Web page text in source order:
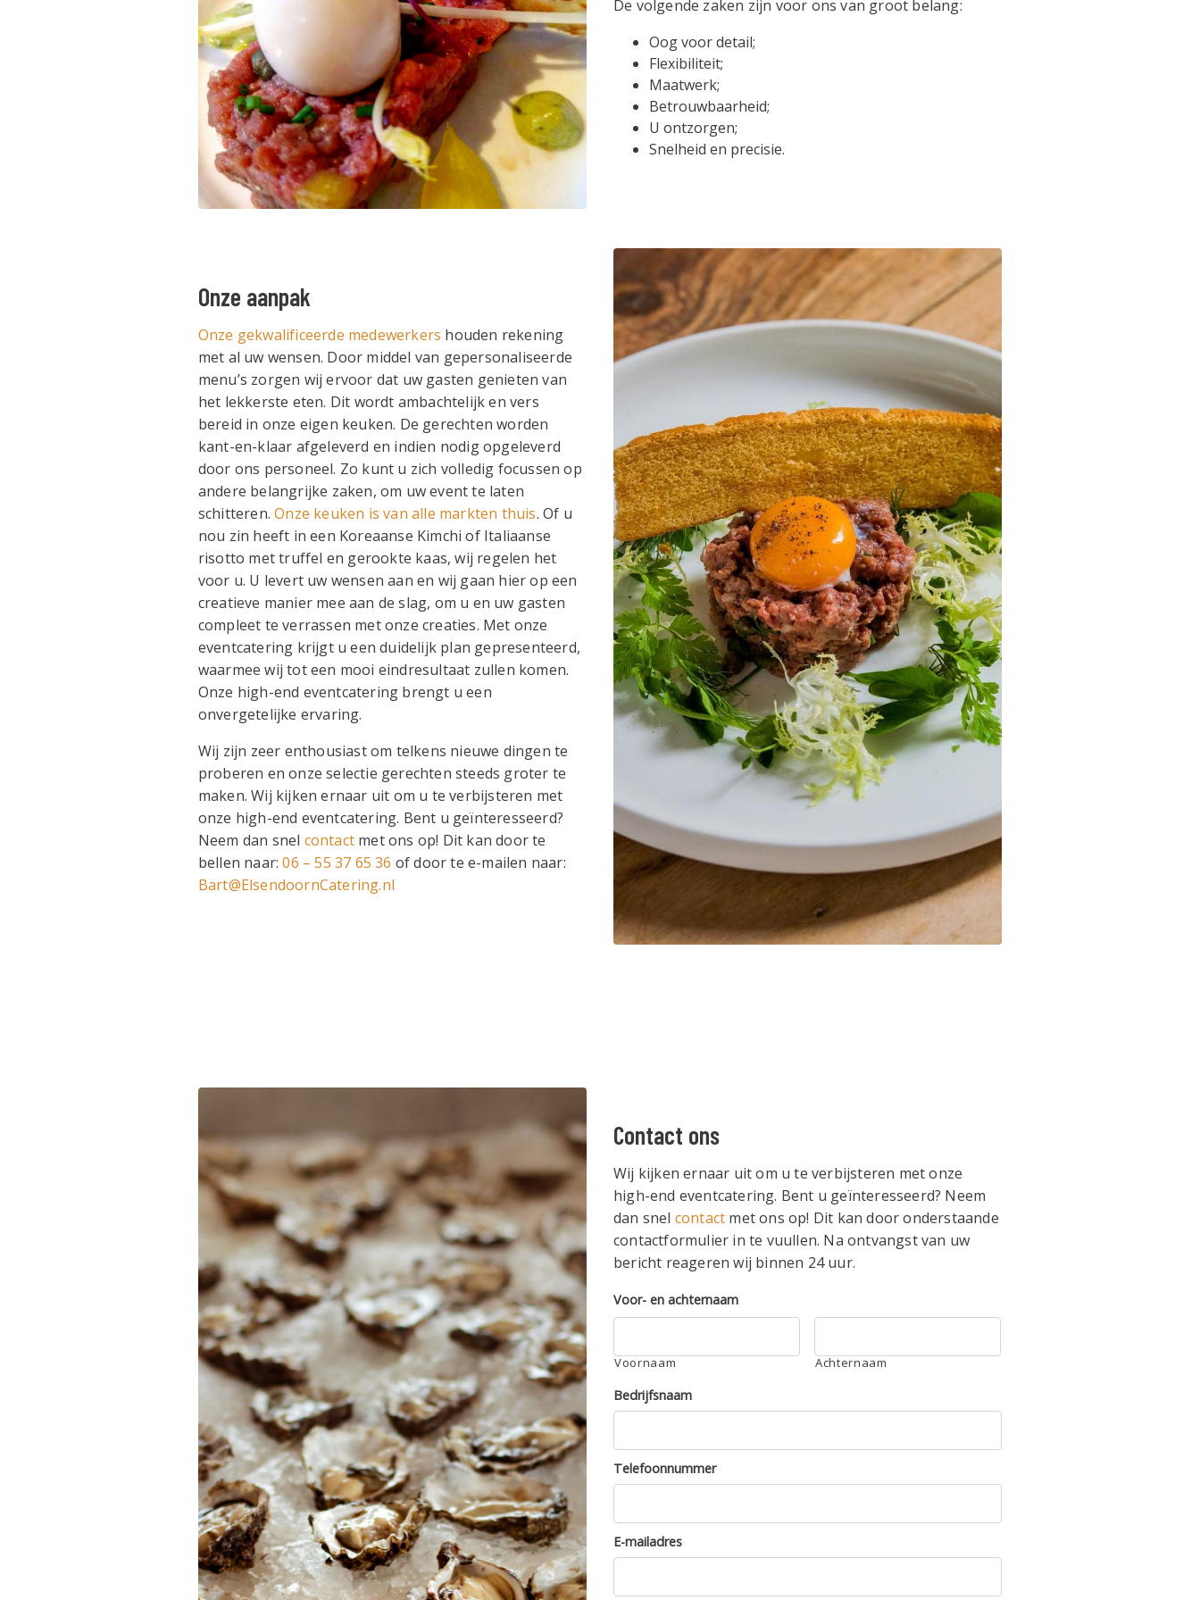
De volgende zaken zijn voor ons van groot belang:
Oog voor detail;
Flexibiliteit;
Maatwerk;
Betrouwbaarheid;
U ontzorgen;
Snelheid en precisie.
Onze aanpak
Onze gekwalificeerde medewerkers houden rekening
met al uw wensen. Door middel van gepersonaliseerde
menu’s zorgen wij ervoor dat uw gasten genieten van
het lekkerste eten. Dit wordt ambachtelijk en vers
bereid in onze eigen keuken. De gerechten worden
kant-en-klaar afgeleverd en indien nodig opgeleverd
door ons personeel. Zo kunt u zich volledig focussen op
andere belangrijke zaken, om uw event te laten
schitteren.Onze keuken is van alle markten thuis. Of u
nou zin heeft in een Koreaanse Kimchi of Italiaanse
risotto met truffel en gerookte kaas, wij regelen het
voor u. U levert uw wensen aan en wij gaan hier op een
creatieve manier mee aan de slag, om u en uw gasten
compleet te verrassen met onze creaties. Met onze
eventcatering krijgt u een duidelijk plan gepresenteerd,
waarmee wij tot een mooi eindresultaat zullen komen.
Onze high-end eventcatering brengt u een
onvergetelijke ervaring.
Wij zijn zeer enthousiast om telkens nieuwe dingen te
proberen en onze selectie gerechten steeds groter te
maken. Wij kijken ernaar uit om u te verbijsteren met
onze high-end eventcatering. Bent u geïnteresseerd?
Neem dan snel contactmet ons op! Dit kan door te
bellen naar:06 – 55 37 65 36 of door te e-mailen naar:
Bart@ElsendoornCatering.nl
Contact ons
Wij kijken ernaar uit om u te verbijsteren met onze
high-end eventcatering. Bent u geïnteresseerd? Neem
dan snel contact met ons op! Dit kan door onderstaande
contactformulier in te vuullen. Na ontvangst van uw
bericht reageren wij binnen 24 uur.
Voor- en achternaam
Voornaam Achternaam
Bedrijfsnaam
Telefoonnummer
E-mailadres